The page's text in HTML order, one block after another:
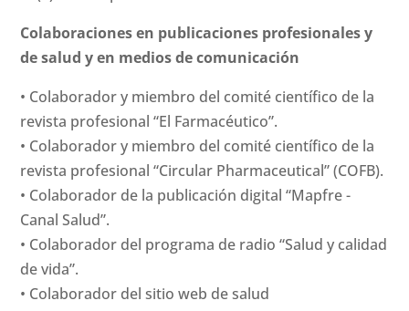
Colaboraciones en publicaciones profesionales y
de salud y en medios de comunicación
• Colaborador y miembro del comité científico de la
revista profesional “El Farmacéutico”.
• Colaborador y miembro del comité científico de la
revista profesional “Circular Pharmaceutical” (COFB).
• Colaborador de la publicación digital “Mapfre -
Canal Salud”.
• Colaborador del programa de radio “Salud y calidad
de vida”.
• Colaborador del sitio web de salud